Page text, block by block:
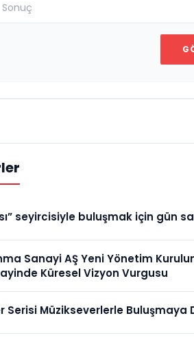
seyircisiyle buluşmak için gün
Sanayi AŞ Yeni Yönetim
Küresel Vizyon Vurgusu
Serisi Müzikseverlerle Buluşmaya